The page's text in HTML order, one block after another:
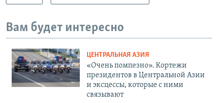
Вам будет интересно
ЦЕНТРАЛЬНАЯ АЗИЯ
«Очень помпезно». Кортежи
президентов в Центральной Азии
и эксцессы, которые с ними
связывают